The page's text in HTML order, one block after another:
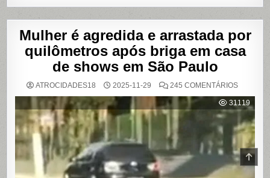
Mulher é agredida e arrastada por
quilômetros após briga em casa
de shows em São Paulo
ATROCIDADES18 2025-11-29 245 COMENTÁRIOSEM
É
E
POR
APÓS
BRIGA
EM
CASA
31119
TO
TOP